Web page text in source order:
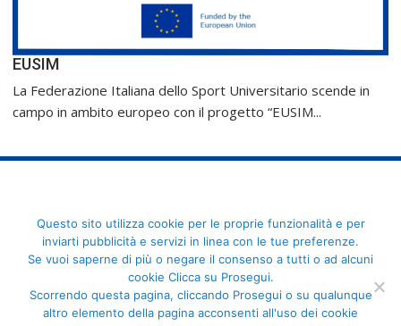
EUSIM
La Federazione Italiana dello Sport Universitario scende in
campo in ambito europeo con il progetto “EUSIM...
FederCUSI: Federazione Italiana dello Sport Universitario - Via
Angelo Brofferio, 7 - 00195 Roma - C.F. 80109270589
Questo sito utilizza cookie per le proprie funzionalità e per
inviarti pubblicità e servizi in linea con le tue preferenze.
Se vuoi saperne di più o negare il consenso a tutti o ad alcuni
cookie Clicca su Prosegui.
Scorrendo questa pagina, cliccando Prosegui o su qualunque
altro elemento della pagina acconsenti all'uso dei cookie